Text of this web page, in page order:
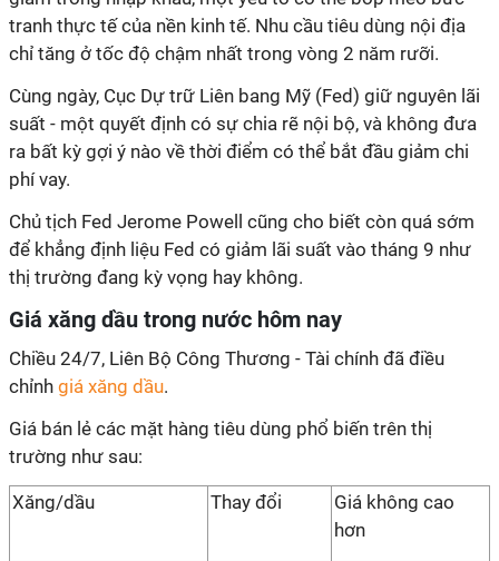
tranh thực tế của nền kinh tế. Nhu cầu tiêu dùng nội địa
chỉ tăng ở tốc độ chậm nhất trong vòng 2 năm rưỡi.
Cùng ngày, Cục Dự trữ Liên bang Mỹ (Fed) giữ nguyên lãi
suất - một quyết định có sự chia rẽ nội bộ, và không đưa
ra bất kỳ gợi ý nào về thời điểm có thể bắt đầu giảm chi
phí vay.
Chủ tịch Fed Jerome Powell cũng cho biết còn quá sớm
để khẳng định liệu Fed có giảm lãi suất vào tháng 9 như
thị trường đang kỳ vọng hay không.
Giá xăng dầu trong nước hôm nay
Chiều 24/7, Liên Bộ Công Thương - Tài chính đã điều
chỉnh giá xăng dầu.
Giá bán lẻ các mặt hàng tiêu dùng phổ biến trên thị
trường như sau:
Xăng/dầu Thay đổi
Giá không cao
hơn